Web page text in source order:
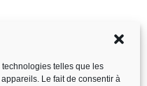
telles que les
Le fait de consentir à